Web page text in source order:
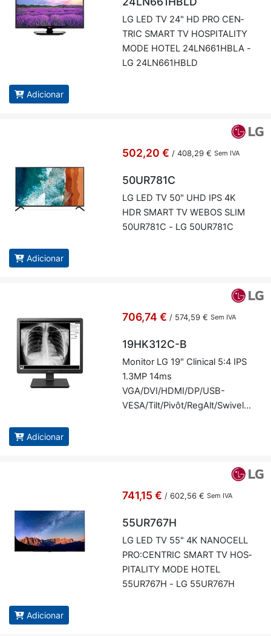
LG LED TV 24" HD PRO CEN­
TRIC SMART TV HOS­PI­TA­LITY
MODE HOTEL 24LN661HBLA -
LG 24LN661HBLD
Adicionar
502,20 € / 408,29 € Sem IVA
50UR781C
LG LED TV 50" UHD IPS 4K
HDR SMART TV WEBOS SLIM
50UR781C - LG 50UR781C
Adicionar
706,74 € / 574,59 € Sem IVA
19HK312C-B
Mo­nitor LG 19" Cli­nical 5:4 IPS
1.3MP 14ms
VGA/DVI/HDMI/DP/USB-
VESA/Tilt/Pivôt/Re­gAlt/Swivel-
Adicionar
741,15 € / 602,56 € Sem IVA
55UR767H
LG LED TV 55" 4K NA­NO­CELL
PRO:CEN­TRIC SMART TV HOS­
PI­TA­LITY MODE HOTEL
55UR767H - LG 55UR767H
Adicionar